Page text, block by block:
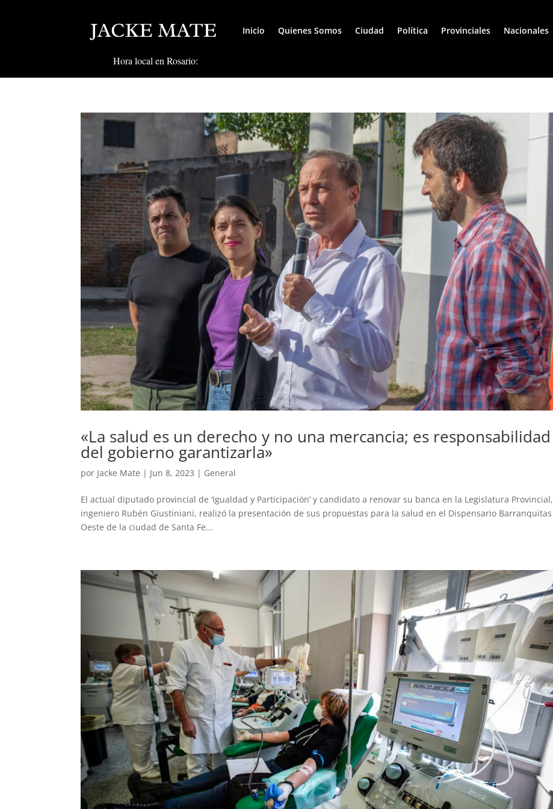
Inicio Quienes Somos Ciudad Política Provinciales Nacionales
Hora local en Rosario:
«La salud es un derecho y no una mercancia; es responsabilidad
del gobierno garantizarla»
por Jacke Mate | Jun 8, 2023 | General
El actual diputado provincial de ‘Igualdad y Participación’ y candidato a renovar su banca en la Legislatura Provincial,
ingeniero Rubén Giustiniani, realizó la presentación de sus propuestas para la salud en el Dispensario Barranquitas
Oeste de la ciudad de Santa Fe...